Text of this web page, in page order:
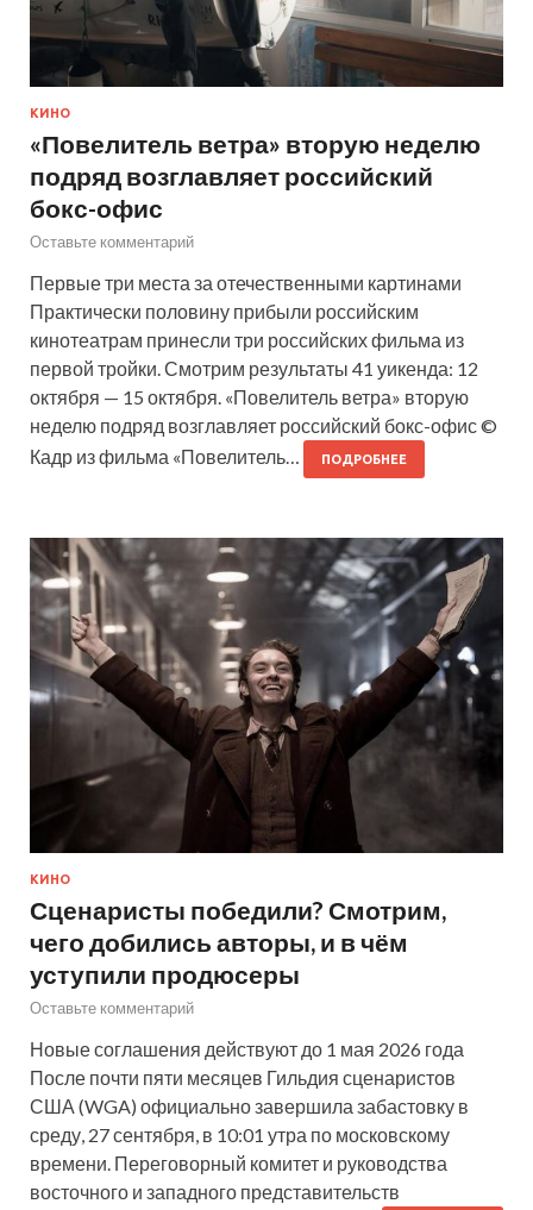
КИНО
«Повелитель ветра» вторую неделю
подряд возглавляет российский
бокс-офис
Оставьте комментарий
Первые три места за отечественными картинами
Практически половину прибыли российским
кинотеатрам принесли три российских фильма из
первой тройки. Смотрим результаты 41 уикенда: 12
октября — 15 октября. «Повелитель ветра» вторую
неделю подряд возглавляет российский бокс-офис ©
Кадр из фильма «Повелитель…
ПОДРОБНЕЕ
КИНО
Сценаристы победили? Смотрим,
чего добились авторы, и в чём
уступили продюсеры
Оставьте комментарий
Новые соглашения действуют до 1 мая 2026 года
После почти пяти месяцев Гильдия сценаристов
США (WGA) официально завершила забастовку в
среду, 27 сентября, в 10:01 утра по московскому
времени. Переговорный комитет и руководства
восточного и западного представительств